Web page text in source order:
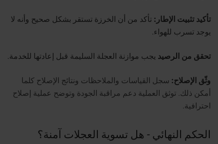
تأكيد تثبيت الإطار: تأكد من أن الخرزة تستقر بشكل صحيح وأنه لا
يوجد تسرب للهواء.
تحقق من الرصيد يجب موازنة العجلة السليمة قبل إعادتها للخدمة.
وثّق الإصلاح: سجل القياسات والملاحظات ونتائج الإصلاح كلما
أمكن ذلك. توثق العملية دعم مراقبة الجودة وتوضح عملية إصلاح
احترافية.
الحكم النهائي - هل تسوية العجلات آمنة؟